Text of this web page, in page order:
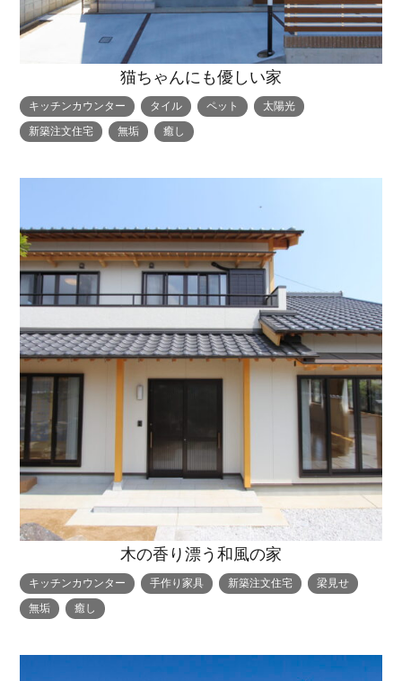
猫ちゃんにも優しい家
キッチンカウンター タイル ペット
太陽光
新築注文住宅
無垢 癒し
木の香り漂う和風の家
キッチンカウンター 手作り家具 新築注文住宅
梁見せ
無垢
癒し